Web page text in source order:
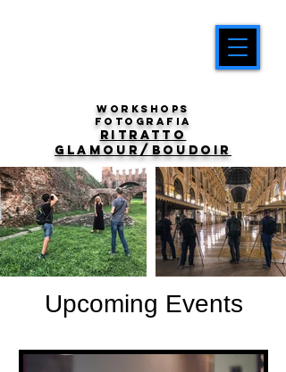
workshops
fotografia
ritratto
Glamour/boudoir
Upcoming Events